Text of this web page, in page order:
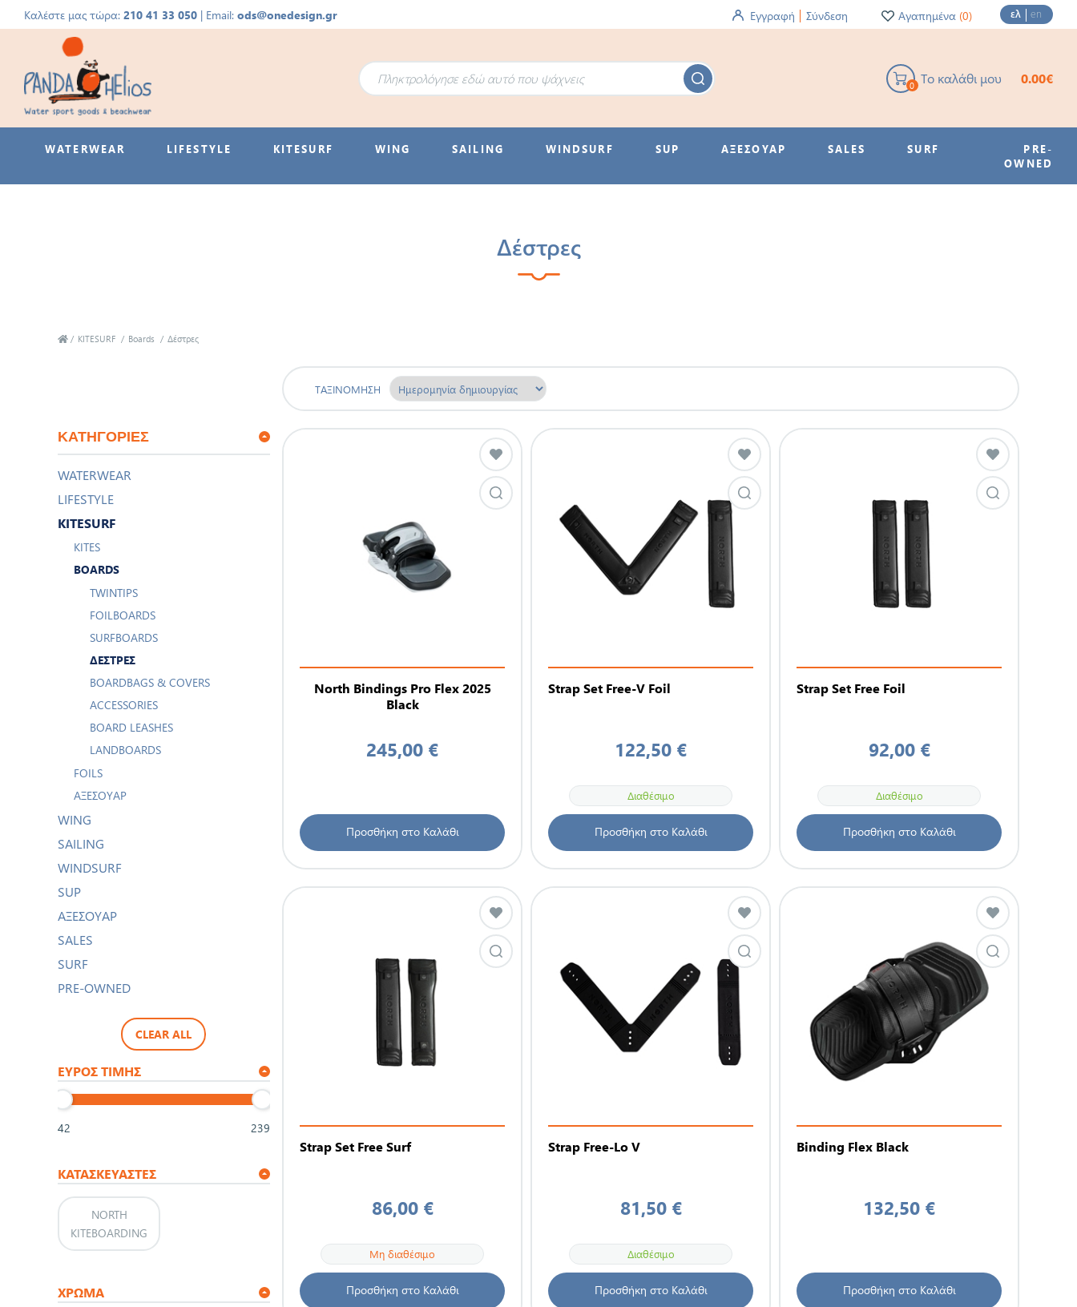
Καλέστε μας τώρα:210 41 33 050 | Email:ods@onedesign.gr Εγγραφή Σύνδεση Αγαπημένα (0) ελ en
Το καλάθι μου
0 0.00€
WATERWEAR LIFESTYLE KITESURF WING SAILING WINDSURF SUP ΑΞΕΣΟΥΑΡ SALES SURF
PRE-
OWNED
Δέστρες
/ KITESURF / Boards / Δέστρες
ΚΑΤΗΓΟΡΊΕΣ
WATERWEAR
LIFESTYLE
KITESURF
KITES
BOARDS
TWINTIPS
FOILBOARDS
SURFBOARDS
ΔΈΣΤΡΕΣ
BOARDBAGS & COVERS
ACCESSORIES
BOARD LEASHES
LANDBOARDS
FOILS
ΑΞΕΣΟΥΆΡ
WING
SAILING
WINDSURF
SUP
ΑΞΕΣΟΥΑΡ
SALES
SURF
PRE-OWNED
CLEAR ALL
ΕΎΡΟΣ ΤΙΜΉΣ
42 239
ΚΑΤΑΣΚΕΥΑΣΤΈΣ
NORTH
KITEBOARDING
ΧΡΩΜΑ
ΤΑΞΙΝΌΜΗΣΗ
North Bindings Pro Flex 2025
Black
245,00 €
Προσθήκη στο Καλάθι
Strap Set Free-V Foil
122,50 €
Διαθέσιμο
Προσθήκη στο Καλάθι
Strap Set Free Foil
92,00 €
Διαθέσιμο
Προσθήκη στο Καλάθι
Strap Set Free Surf
86,00 €
Μη διαθέσιμο
Προσθήκη στο Καλάθι
Strap Free-Lo V
81,50 €
Διαθέσιμο
Προσθήκη στο Καλάθι
Binding Flex Black
132,50 €
Προσθήκη στο Καλάθι